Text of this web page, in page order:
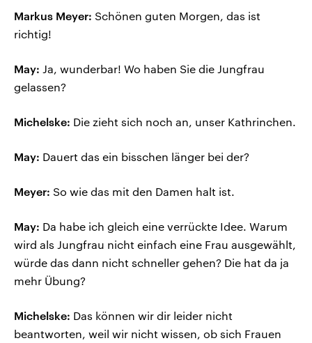
Markus Meyer: Schönen guten Morgen, das ist
richtig!
May: Ja, wunderbar! Wo haben Sie die Jungfrau
gelassen?
Michelske: Die zieht sich noch an, unser Kathrinchen.
May: Dauert das ein bisschen länger bei der?
Meyer: So wie das mit den Damen halt ist.
May: Da habe ich gleich eine verrückte Idee. Warum
wird als Jungfrau nicht einfach eine Frau ausgewählt,
würde das dann nicht schneller gehen? Die hat da ja
mehr Übung?
Michelske: Das können wir dir leider nicht
beantworten, weil wir nicht wissen, ob sich Frauen